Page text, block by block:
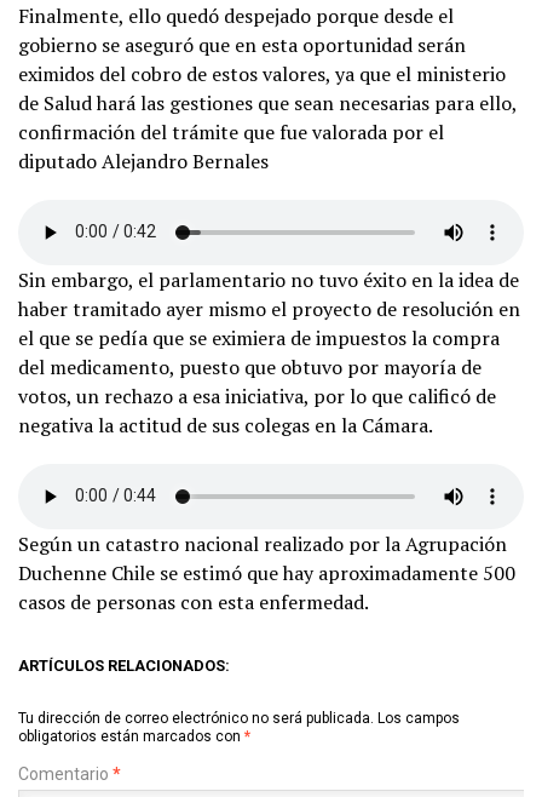
Finalmente, ello quedó despejado porque desde el
gobierno se aseguró que en esta oportunidad serán
eximidos del cobro de estos valores, ya que el ministerio
de Salud hará las gestiones que sean necesarias para ello,
confirmación del trámite que fue valorada por el
diputado Alejandro Bernales
Sin embargo, el parlamentario no tuvo éxito en la idea de
haber tramitado ayer mismo el proyecto de resolución en
el que se pedía que se eximiera de impuestos la compra
del medicamento, puesto que obtuvo por mayoría de
votos, un rechazo a esa iniciativa, por lo que calificó de
negativa la actitud de sus colegas en la Cámara.
Según un catastro nacional realizado por la Agrupación
Duchenne Chile se estimó que hay aproximadamente 500
casos de personas con esta enfermedad.
ARTÍCULOS RELACIONADOS:
Tu dirección de correo electrónico no será publicada. Los campos
obligatorios están marcados con *
Comentario *